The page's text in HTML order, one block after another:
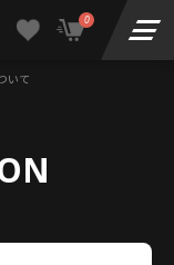
0
いて